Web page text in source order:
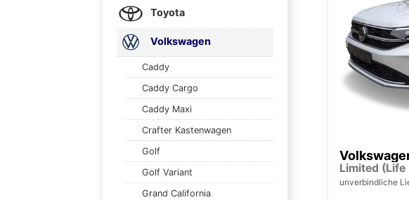
unverbindliche
Toyota
Volkswagen
Caddy
Caddy Cargo
Caddy Maxi
Crafter Kastenwagen
Golf
Golf Variant
Grand California